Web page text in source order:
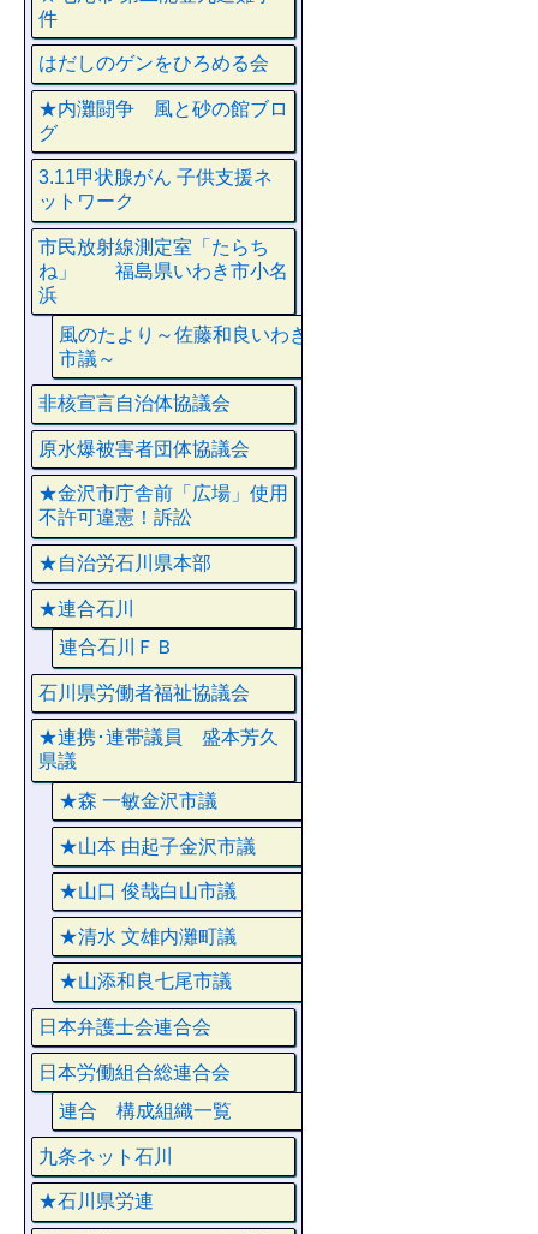
件
はだしのゲンをひろめる会
★内灘闘争 風と砂の館ブロ
グ
3.11甲状腺がん 子供支援ネ
ットワーク
市民放射線測定室「たらち
ね」 福島県いわき市小名
浜
風のたより～佐藤和良いわき
市議～
非核宣言自治体協議会
原水爆被害者団体協議会
★金沢市庁舎前「広場」使用
不許可違憲！訴訟
★自治労石川県本部
★連合石川
連合石川ＦＢ
石川県労働者福祉協議会
★連携･連帯議員 盛本芳久
県議
★森 一敏金沢市議
★山本 由起子金沢市議
★山口 俊哉白山市議
★清水 文雄内灘町議
★山添和良七尾市議
日本弁護士会連合会
日本労働組合総連合会
連合 構成組織一覧
九条ネット石川
★石川県労連